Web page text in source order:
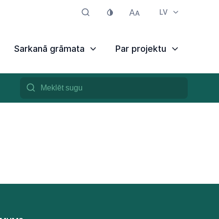
LV
Sarkanā grāmata Par projektu